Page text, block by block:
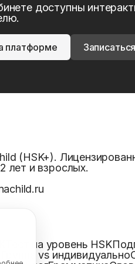
доступны
платформе
(HSK+).
лет и взрослых.
Тест на уровень HSK
Группа vs индивидуально